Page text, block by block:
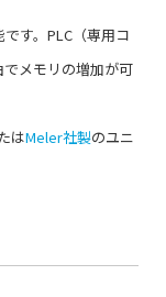
す。PLC（専用コ
メモリの増加が可
はMeler社製のユニ